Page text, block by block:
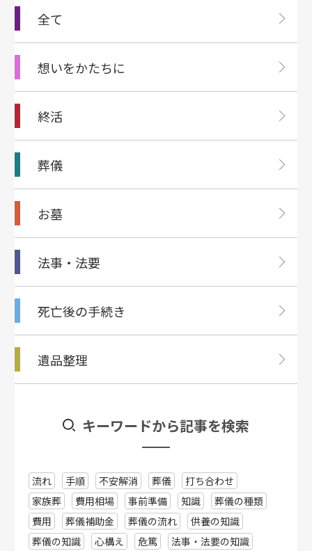
全て
想いをかたちに
終活
葬儀
お墓
法事・法要
死亡後の⼿続き
遺品整理
キーワードから記事を検索
流れ 手順 不安解消 葬儀
打ち合わせ
家族葬
費用相場 事前準備 知識
葬儀の種類
費用
葬儀補助金 葬儀の流れ
供養の知識
葬儀の知識
心構え 危篤
法事・法要の知識